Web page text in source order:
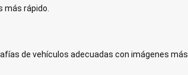
más rápido.
de vehículos adecuadas con imágenes más